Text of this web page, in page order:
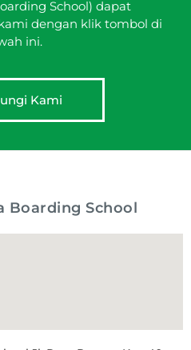
School) dapat
dengan klik tombol di
ini.
Kami
Boarding School